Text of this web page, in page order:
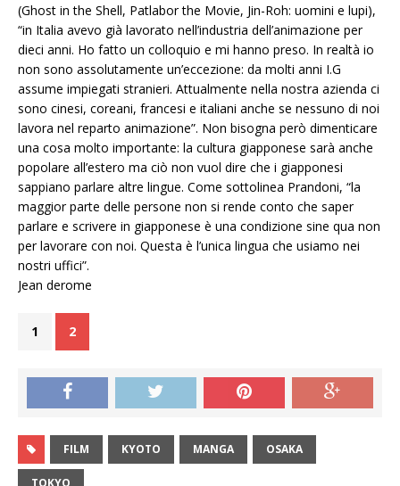
(Ghost in the Shell, Patlabor the Movie, Jin-Roh: uomini e lupi),
“in Italia avevo già lavorato nell’industria dell’animazione per
dieci anni. Ho fatto un colloquio e mi hanno preso. In realtà io
non sono assolutamente un’eccezione: da molti anni I.G
assume impiegati stranieri. Attualmente nella nostra azienda ci
sono cinesi, coreani, francesi e italiani anche se nessuno di noi
lavora nel reparto animazione”. Non bisogna però dimenticare
una cosa molto importante: la cultura giapponese sarà anche
popolare all’estero ma ciò non vuol dire che i giapponesi
sappiano parlare altre lingue. Come sottolinea Prandoni, “la
maggior parte delle persone non si rende conto che saper
parlare e scrivere in giapponese è una condizione sine qua non
per lavorare con noi. Questa è l’unica lingua che usiamo nei
nostri uffici”.
Jean derome
1 2
FILM KYOTO MANGA OSAKA
TOKYO